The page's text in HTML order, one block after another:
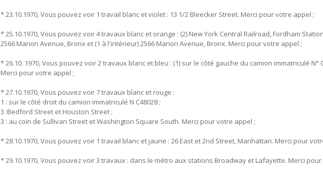
* 23.10.1970, Vous pouvez voir 1 travail blanc et violet : 13 1/2 Bleecker Street. Merci pour votre appel ;
* 25.10.1970, Vous pouvez voir 4 travaux blanc et orange : (2) New York Central Railroad, Fordham
2566 Marion Avenue, Bronx et (1 à l'intérieur) 2566 Marion Avenue, Bronx. Merci pour votre appel ;
* 26.10. 1970, Vous pouvez voir 2 travaux blanc et bleu : (1) sur le côté gauche du camion immatriculé N°
Merci pour votre appel ;
* 27.10.1970, Vous pouvez voir 7 travaux blanc et rouge :
1 : sur le côté droit du camion immatriculé N C48028 ;
3 :Bedford Street et Houston Street ;
3 : au coin de Sullivan Street et Washington Square South. Merci pour votre appel ;
* 28.10.1970, Vous pouvez voir 1 travail blanc et jaune : 26 East et 2nd Street, Manhattan. Merci pour
* 29.10.1970, Vous pouvez voir 3 travaux : dans le métro aux stations Broadway et Lafayette. Merci